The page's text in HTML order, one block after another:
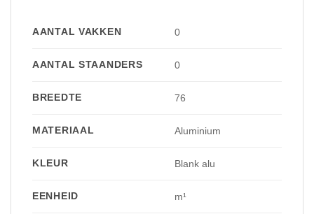
AANTAL VAKKEN 0
AANTAL STAANDERS 0
BREEDTE 76
MATERIAAL Aluminium
KLEUR Blank alu
EENHEID m¹